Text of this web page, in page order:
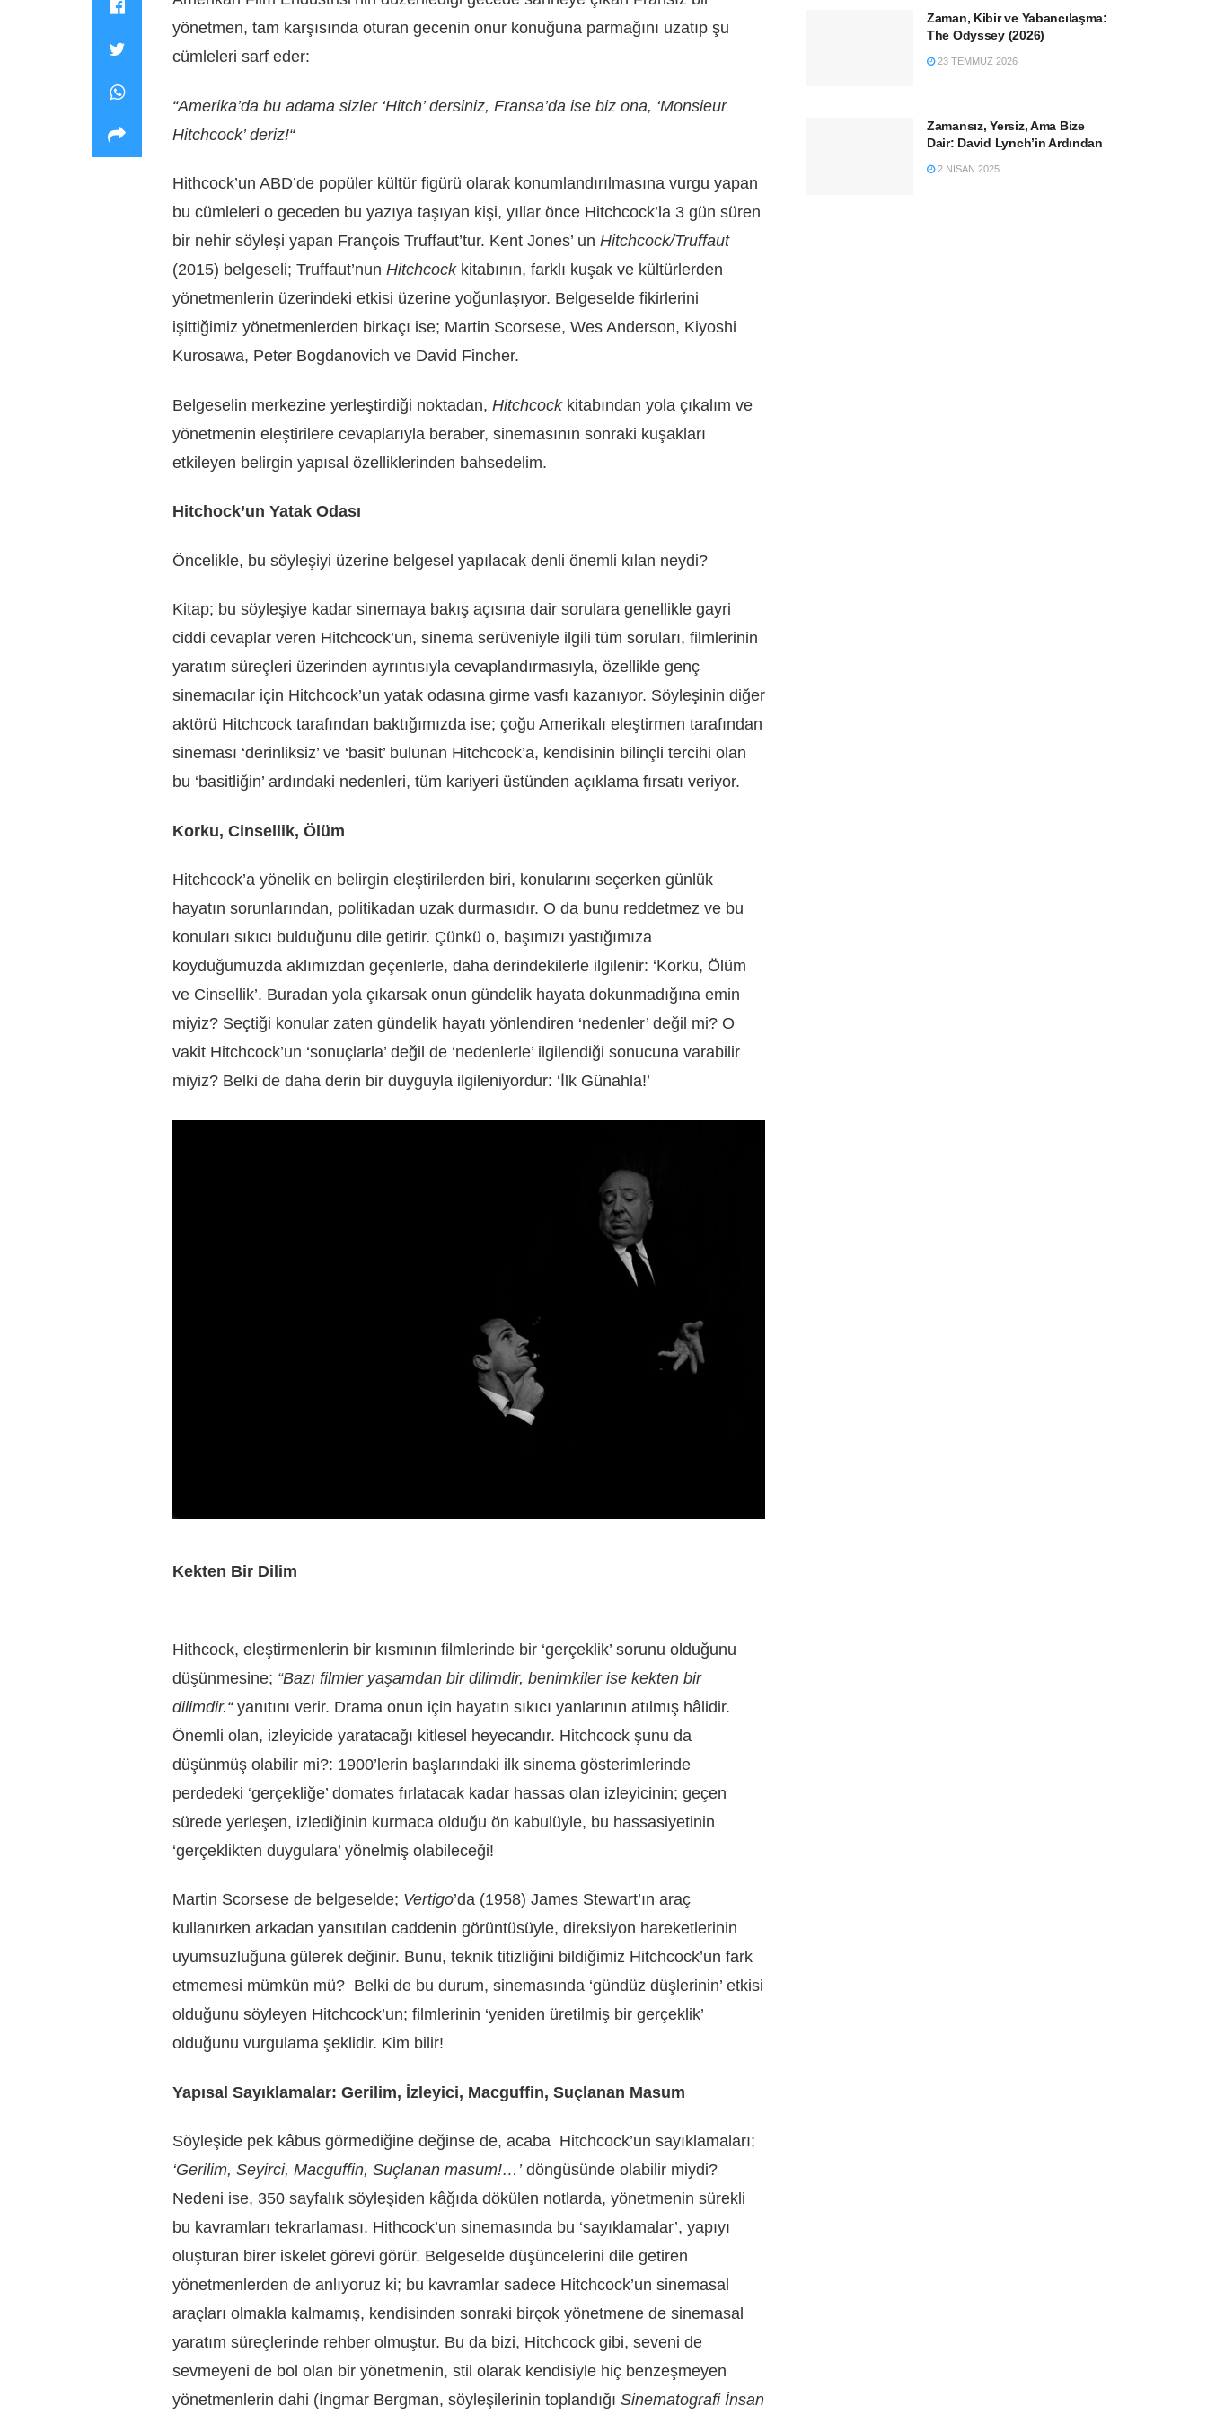
yönetmen, tam karşısında oturan gecenin onur konuğuna parmağını uzatıp şu
cümleleri sarf eder:
“Amerika’da bu adama sizler ‘Hitch’ dersiniz, Fransa’da ise biz ona, ‘Monsieur
Hitchcock’ deriz!“
Hithcock’un ABD’de popüler kültür figürü olarak konumlandırılmasına vurgu yapan
bu cümleleri o geceden bu yazıya taşıyan kişi, yıllar önce Hitchcock’la 3 gün süren
bir nehir söyleşi yapan François Truffaut’tur. Kent Jones’ un Hitchcock/Truffaut
(2015) belgeseli; Truffaut’nun Hitchcockkitabının, farklı kuşak ve kültürlerden
yönetmenlerin üzerindeki etkisi üzerine yoğunlaşıyor. Belgeselde fikirlerini
işittiğimiz yönetmenlerden birkaçı ise; Martin Scorsese, Wes Anderson, Kiyoshi
Kurosawa, Peter Bogdanovich ve David Fincher.
Belgeselin merkezine yerleştirdiği noktadan, Hitchcock kitabından yola çıkalım ve
yönetmenin eleştirilere cevaplarıyla beraber, sinemasının sonraki kuşakları
etkileyen belirgin yapısal özelliklerinden bahsedelim.
Hitchock’un Yatak Odası
Öncelikle, bu söyleşiyi üzerine belgesel yapılacak denli önemli kılan neydi?
Kitap; bu söyleşiye kadar sinemaya bakış açısına dair sorulara genellikle gayri
ciddi cevaplar veren Hitchcock’un, sinema serüveniyle ilgili tüm soruları, filmlerinin
yaratım süreçleri üzerinden ayrıntısıyla cevaplandırmasıyla, özellikle genç
sinemacılar için Hitchcock’un yatak odasına girme vasfı kazanıyor. Söyleşinin diğer
aktörü Hitchcock tarafından baktığımızda ise; çoğu Amerikalı eleştirmen tarafından
sineması ‘derinliksiz’ ve ‘basit’ bulunan Hitchcock’a, kendisinin bilinçli tercihi olan
bu ‘basitliğin’ ardındaki nedenleri, tüm kariyeri üstünden açıklama fırsatı veriyor.
Korku, Cinsellik, Ölüm
Hitchcock’a yönelik en belirgin eleştirilerden biri, konularını seçerken günlük
hayatın sorunlarından, politikadan uzak durmasıdır. O da bunu reddetmez ve bu
konuları sıkıcı bulduğunu dile getirir. Çünkü o, başımızı yastığımıza
koyduğumuzda aklımızdan geçenlerle, daha derindekilerle ilgilenir: ‘Korku, Ölüm
ve Cinsellik’. Buradan yola çıkarsak onun gündelik hayata dokunmadığına emin
miyiz? Seçtiği konular zaten gündelik hayatı yönlendiren ‘nedenler’ değil mi? O
vakit Hitchcock’un ‘sonuçlarla’ değil de ‘nedenlerle’ ilgilendiği sonucuna varabilir
miyiz? Belki de daha derin bir duyguyla ilgileniyordur: ‘İlk Günahla!’
Kekten Bir Dilim
Hithcock, eleştirmenlerin bir kısmının filmlerinde bir ‘gerçeklik’ sorunu olduğunu
düşünmesine; “Bazı filmler yaşamdan bir dilimdir, benimkiler ise kekten bir
dilimdir.“ yanıtını verir. Drama onun için hayatın sıkıcı yanlarının atılmış hâlidir.
Önemli olan, izleyicide yaratacağı kitlesel heyecandır. Hitchcock şunu da
düşünmüş olabilir mi?: 1900’lerin başlarındaki ilk sinema gösterimlerinde
perdedeki ‘gerçekliğe’ domates fırlatacak kadar hassas olan izleyicinin; geçen
sürede yerleşen, izlediğinin kurmaca olduğu ön kabulüyle, bu hassasiyetinin
‘gerçeklikten duygulara’ yönelmiş olabileceği!
Martin Scorsese de belgeselde; Vertigo’da (1958) James Stewart’ın araç
kullanırken arkadan yansıtılan caddenin görüntüsüyle, direksiyon hareketlerinin
uyumsuzluğuna gülerek değinir. Bunu, teknik titizliğini bildiğimiz Hitchcock’un fark
etmemesi mümkün mü? Belki de bu durum, sinemasında ‘gündüz düşlerinin’ etkisi
olduğunu söyleyen Hitchcock’un; filmlerinin ‘yeniden üretilmiş bir gerçeklik’
olduğunu vurgulama şeklidir. Kim bilir!
Yapısal Sayıklamalar: Gerilim, İzleyici, Macguffin, Suçlanan Masum
Söyleşide pek kâbus görmediğine değinse de, acaba Hitchcock’un sayıklamaları;
‘Gerilim, Seyirci, Macguffin, Suçlanan masum!…’döngüsünde olabilir miydi?
Nedeni ise, 350 sayfalık söyleşiden kâğıda dökülen notlarda, yönetmenin sürekli
bu kavramları tekrarlaması. Hithcock’un sinemasında bu ‘sayıklamalar’, yapıyı
oluşturan birer iskelet görevi görür. Belgeselde düşüncelerini dile getiren
yönetmenlerden de anlıyoruz ki; bu kavramlar sadece Hitchcock’un sinemasal
araçları olmakla kalmamış, kendisinden sonraki birçok yönetmene de sinemasal
yaratım süreçlerinde rehber olmuştur. Bu da bizi, Hitchcock gibi, seveni de
sevmeyeni de bol olan bir yönetmenin, stil olarak kendisiyle hiç benzeşmeyen
yönetmenlerin dahi (İngmar Bergman, söyleşilerinin toplandığı Sinematografi İnsan
Zaman, Kibir ve Yabancılaşma:
The Odyssey (2026)
23 TEMMUZ 2026
Zamansız, Yersiz, Ama Bize
Dair: David Lynch’in Ardından
2 NISAN 2025